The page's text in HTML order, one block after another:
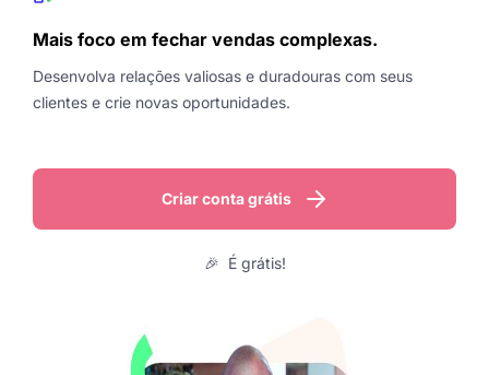
Mais foco em fechar vendas complexas.
Desenvolva relações valiosas e duradouras com seus
clientes e crie novas oportunidades.
Criar conta grátis
🎉 É grátis!